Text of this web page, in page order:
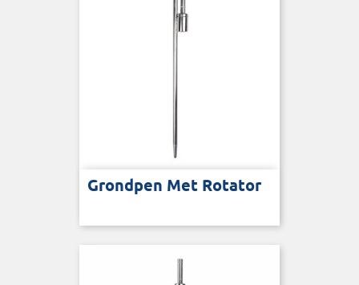
Grondpen Met Rotator